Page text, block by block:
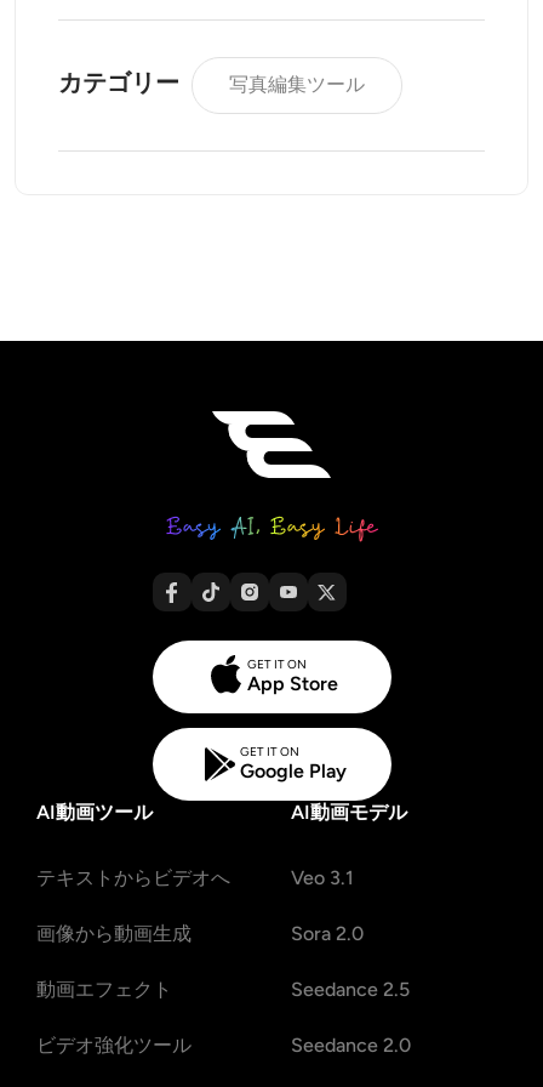
カテゴリー 写真編集ツール
GET IT ON
App Store
GET IT ON
Google Play
AI動画ツール
テキストからビデオへ
画像から動画生成
動画エフェクト
ビデオ強化ツール
AI動画モデル
Veo 3.1
Sora 2.0
Seedance 2.5
Seedance 2.0